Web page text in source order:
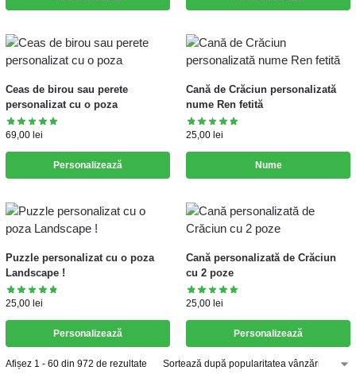
Ceas de birou sau perete
personalizat cu o poza
69,00 lei
Personalizează
Cană de Crăciun personalizată
nume Ren fetită
25,00 lei
Nume
Puzzle personalizat cu o poza
Landscape !
25,00 lei
Personalizează
Cană personalizată de Crăciun
cu 2 poze
25,00 lei
Personalizează
Afișez 1 - 60 din 972 de rezultate